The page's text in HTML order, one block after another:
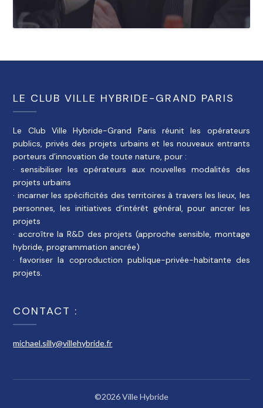
LE CLUB VILLE HYBRIDE-GRAND PARIS
Le Club Ville Hybride-Grand Paris réunit les opérateurs
publics, privés des projets urbains et les nouveaux entrants
porteurs d’innovation de toute nature, pour :
· sensibiliser les opérateurs aux nouvelles modalités des
projets urbains
· incarner les spécificités des territoires à travers les lieux, les
personnes, les initiatives d’intérêt général, pour ancrer les
projets
· accroître la R&D des projets (approche sensible, montage
hybride, programmation ancrée)
· favoriser la coproduction publique-privée-habitante des
projets.
CONTACT :
michael.silly@villehybride.fr
©2026 Ville Hybride